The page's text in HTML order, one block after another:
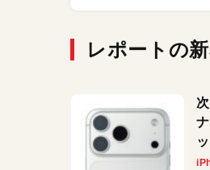
レポートの